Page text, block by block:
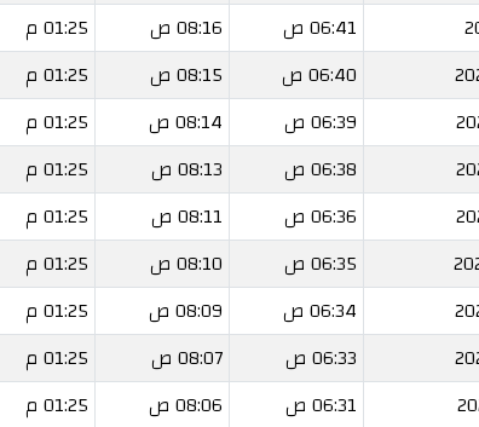
06:41 ص 08:16 ص 01:25 م
06:40 ص 08:15 ص 01:25 م
06:39 ص 08:14 ص 01:25 م
06:38 ص 08:13 ص 01:25 م
06:36 ص 08:11 ص 01:25 م
06:35 ص 08:10 ص 01:25 م
06:34 ص 08:09 ص 01:25 م
06:33 ص 08:07 ص 01:25 م
06:31 ص 08:06 ص 01:25 م